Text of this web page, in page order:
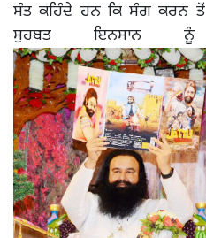
ਸੰਤ ਕਹਿੰਦੇ ਹਨ ਕਿ ਸੰਗ ਕਰਨ ਤੋਂ
ਸੁਹਬਤ ਇਨਸਾਨ